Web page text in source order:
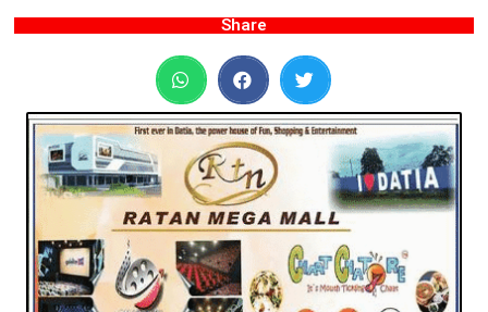
Share